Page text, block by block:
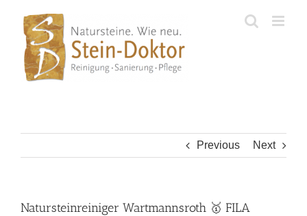
content
Previous Next
Natursteinreiniger Wartmannsroth 🥇 FILA